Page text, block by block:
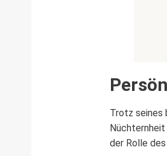
Trotz seines
der Rolle